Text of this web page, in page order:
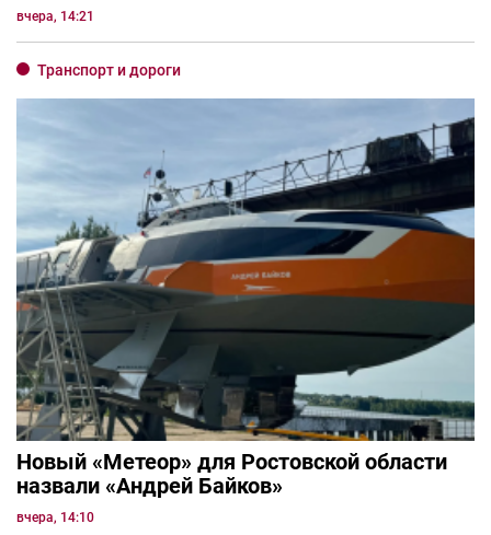
вчера, 14:21
Транспорт и дороги
Новый «Метеор» для Ростовской области
назвали «Андрей Байков»
вчера, 14:10